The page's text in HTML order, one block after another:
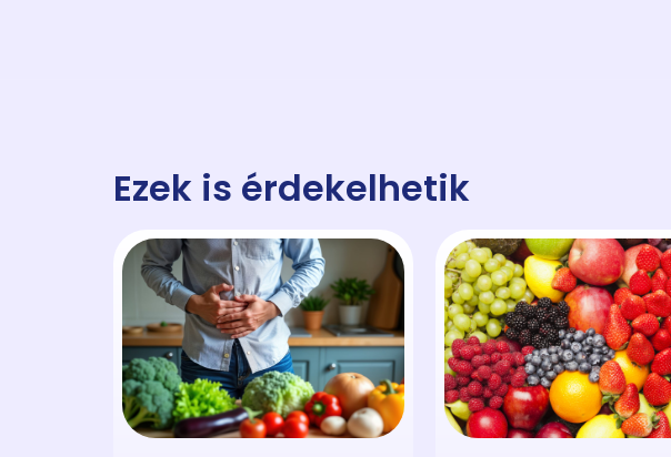
Ezek is érdekelhetik